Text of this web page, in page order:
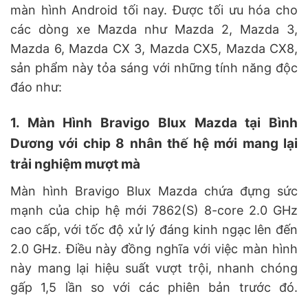
màn hình Android tối nay. Được tối ưu hóa cho
các dòng xe Mazda như Mazda 2, Mazda 3,
Mazda 6, Mazda CX 3, Mazda CX5, Mazda CX8,
sản phẩm này tỏa sáng với những tính năng độc
đáo như:
1. Màn Hình Bravigo Blux Mazda tại Bình
Dương với chip 8 nhân thế hệ mới mang lại
trải nghiệm mượt mà
Màn hình Bravigo Blux Mazda chứa đựng sức
mạnh của chip hệ mới 7862(S) 8-core 2.0 GHz
cao cấp, với tốc độ xử lý đáng kinh ngạc lên đến
2.0 GHz. Điều này đồng nghĩa với việc màn hình
này mang lại hiệu suất vượt trội, nhanh chóng
gấp 1,5 lần so với các phiên bản trước đó.